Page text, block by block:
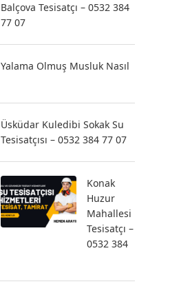
Balçova Tesisatçı – 0532 384
77 07
Yalama Olmuş Musluk Nasıl
Üsküdar Kuledibi Sokak Su
Tesisatçısı – 0532 384 77 07
Konak
Huzur
Mahallesi
Tesisatçı –
0532 384